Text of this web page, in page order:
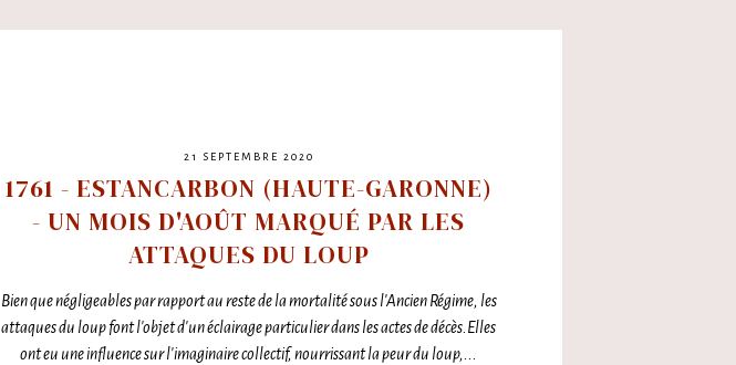
21 SEPTEMBRE 2020
1761 - ESTANCARBON (HAUTE-GARONNE)
- UN MOIS D'AOÛT MARQUÉ PAR LES
ATTAQUES DU LOUP
Bien que négligeables par rapport au reste de la mortalité sous l'Ancien Régime, les
attaques du loup font l'objet d'un éclairage particulier dans les actes de décès.Elles
ont eu une influence sur l'imaginaire collectif, nourrissant la peur du loup,...